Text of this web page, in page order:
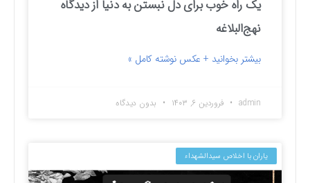
یک راه خوب برای دل نبستن به دنیا از دیدگاه
نهج‌البلاغه
بیشتر بخوانید + عکس نوشته کامل »
admin فروردین ۶, ۱۴۰۳ بدون دیدگاه
یاران با اخلاص سیدالشهداء